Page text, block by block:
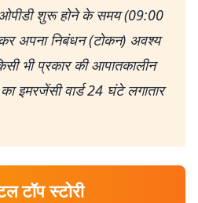
शुरू होने के समय (09:00
अपना निबंधन (टोकन) अवश्य
भी प्रकार की आपातकालीन
इमरजेंसी वार्ड 24 घंटे लगातार
टॉप स्टोरी